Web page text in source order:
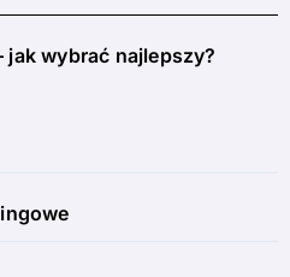
wybrać najlepszy?